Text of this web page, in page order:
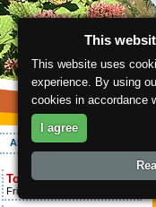
About the region
Today is:
Friday 7.08.2026
This
This website uses
experience. By using
cookies in accordance
I agree